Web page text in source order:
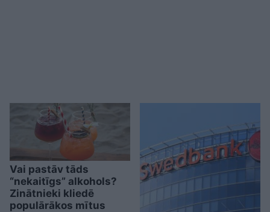
Vai pastāv tāds
“nekaitīgs” alkohols?
Zinātnieki kliedē
populārākos mītus